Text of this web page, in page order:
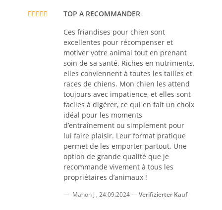
TOP A RECOMMANDER
Ces friandises pour chien sont
excellentes pour récompenser et
motiver votre animal tout en prenant
soin de sa santé. Riches en nutriments,
elles conviennent à toutes les tailles et
races de chiens. Mon chien les attend
toujours avec impatience, et elles sont
faciles à digérer, ce qui en fait un choix
idéal pour les moments
d’entraînement ou simplement pour
lui faire plaisir. Leur format pratique
permet de les emporter partout. Une
option de grande qualité que je
recommande vivement à tous les
propriétaires d’animaux !
Manon J , 24.09.2024 Verifizierter Kauf